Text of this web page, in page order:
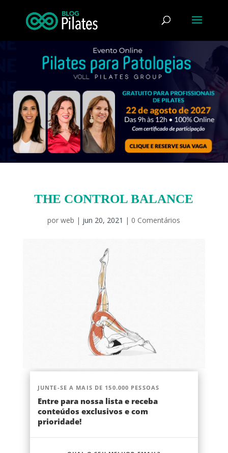
THE CONTROL BALANCE
porweb | jun 20, 2021 | 0 Comentários
JUNTE-SE A MAIS DE 150.000 PESSOAS
Entre para nossa lista e receba
conteúdos exclusivos e com
prioridade!